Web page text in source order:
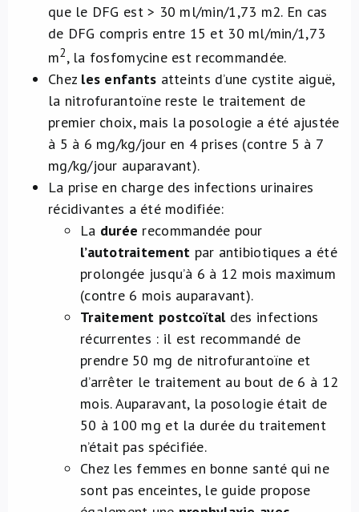
que le DFG est > 30 ml/min/1,73 m2. En cas
de DFG compris entre 15 et 30 ml/min/1,73
m2, la fosfomycine est recommandée.
Chez les enfants atteints d’une cystite aiguë,
la nitrofurantoïne reste le traitement de
premier choix, mais la posologie a été ajustée
à 5 à 6 mg/kg/jour en 4 prises (contre 5 à 7
mg/kg/jour auparavant).
La prise en charge des infections urinaires
récidivantes a été modifiée:
La durée recommandée pour
l’autotraitement par antibiotiques a été
prolongée jusqu’à 6 à 12 mois maximum
(contre 6 mois auparavant).
Traitement postcoïtaldes infections
récurrentes : il est recommandé de
prendre 50 mg de nitrofurantoïne et
d’arrêter le traitement au bout de 6 à 12
mois. Auparavant, la posologie était de
50 à 100 mg et la durée du traitement
n’était pas spécifiée.
Chez les femmes en bonne santé qui ne
sont pas enceintes, le guide propose